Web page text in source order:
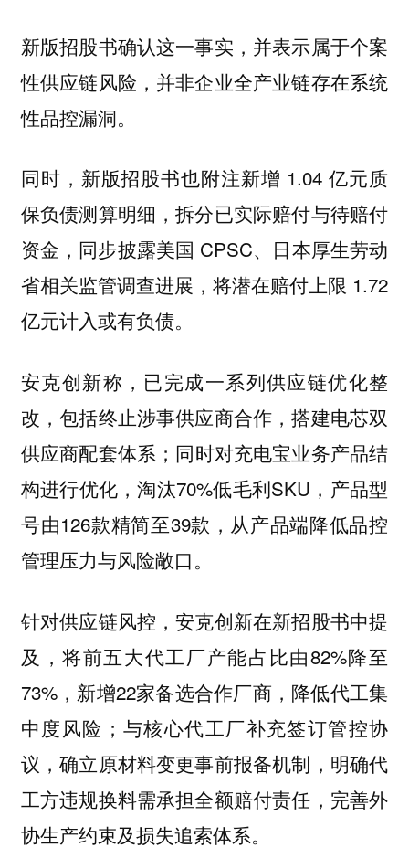
新版招股书确认这一事实，并表示属于个案
性供应链风险，并非企业全产业链存在系统
性品控漏洞。
同时，新版招股书也附注新增 1.04 亿元质
保负债测算明细，拆分已实际赔付与待赔付
资金，同步披露美国 CPSC、日本厚生劳动
省相关监管调查进展，将潜在赔付上限 1.72
亿元计入或有负债。
安克创新称，已完成一系列供应链优化整
改，包括终止涉事供应商合作，搭建电芯双
供应商配套体系；同时对充电宝业务产品结
构进行优化，淘汰70%低毛利SKU，产品型
号由126款精简至39款，从产品端降低品控
管理压力与风险敞口。
针对供应链风控，安克创新在新招股书中提
及，将前五大代工厂产能占比由82%降至
73%，新增22家备选合作厂商，降低代工集
中度风险；与核心代工厂补充签订管控协
议，确立原材料变更事前报备机制，明确代
工方违规换料需承担全额赔付责任，完善外
协生产约束及损失追索体系。